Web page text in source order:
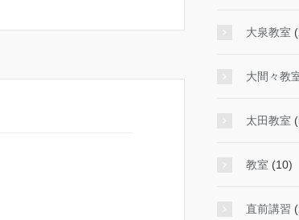
大泉教室
大間々教
太田教室
教室 (10)
直前講習